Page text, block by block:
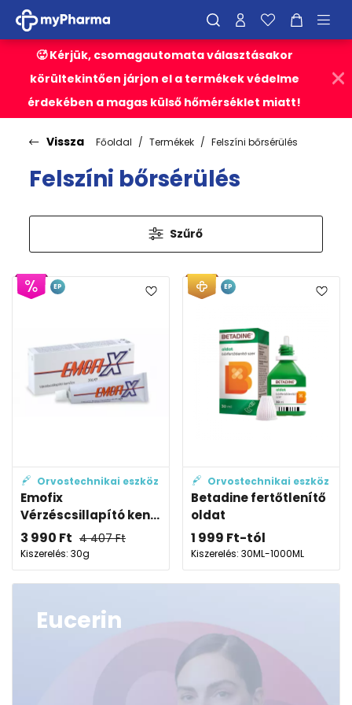
🥵 Kérjük, csomagautomata választásakor
körültekintően járjon el a termékek védelme
érdekében a magas külső hőmérséklet miatt!
Vissza Főoldal Termékek Felszíni bőrsérülés
Felszíni bőrsérülés
Szűrő
Orvostechnikai eszköz
Emofix
Vérzéscsillapító ken...
3 990 Ft 4 407Ft
Kiszerelés: 30g
EP
Orvostechnikai eszköz
Betadine fertőtlenítő
oldat
1 999 Ft-tól
Kiszerelés: 30ML-1000ML
EP
Eucerin